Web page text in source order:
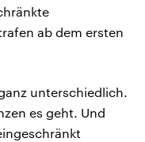
ab dem ersten
unterschiedlich.
es geht. Und